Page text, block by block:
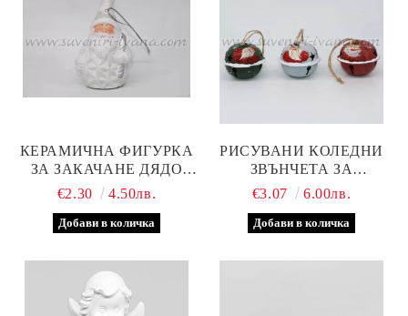
КЕРАМИЧНА ФИГУРКА
ЗА ЗАКАЧАНЕ ДЯДО
КОЛЕДА
€2.30 4.50лв.
РИСУВАНИ КОЛЕДНИ
ЗВЪНЧЕТА ЗА
ДЕКОРАЦИЯ
€3.07 6.00лв.